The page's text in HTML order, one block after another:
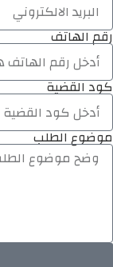
رقم الهاتف
كود القضية
موضوع الطلب